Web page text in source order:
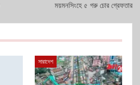
ময়মনসিংহে ৫ গরু চোর গ্রেফতার
সারাদেশ